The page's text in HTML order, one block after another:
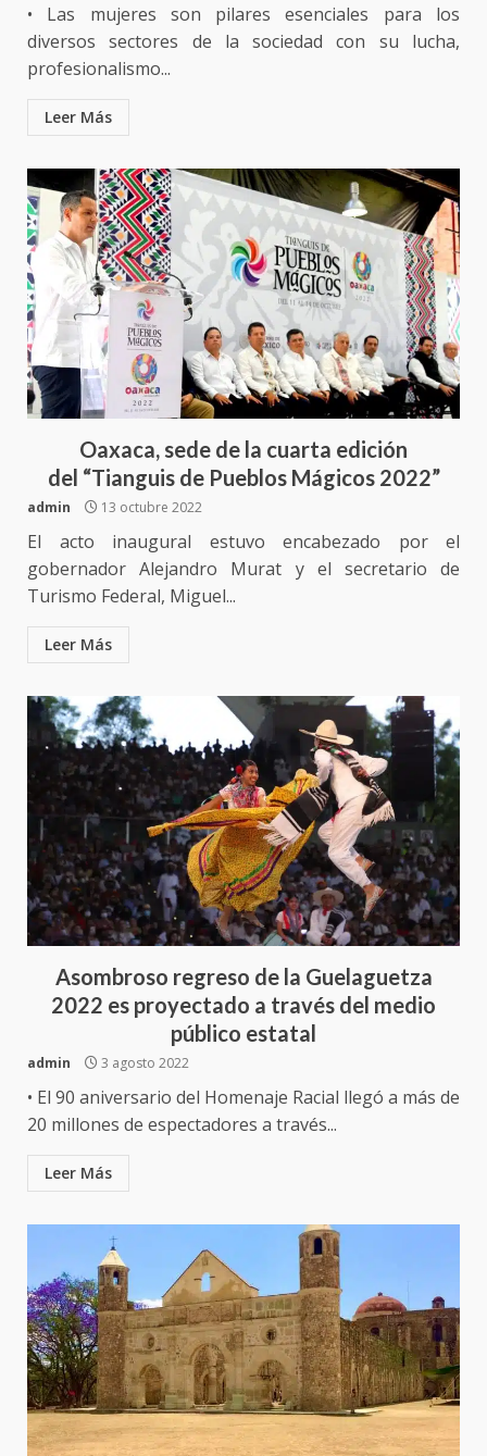
• Las mujeres son pilares esenciales para los
diversos sectores de la sociedad con su lucha,
profesionalismo...
Leer Más
Oaxaca, sede de la cuarta edición
del “Tianguis de Pueblos Mágicos 2022”
admin 13 octubre 2022
El acto inaugural estuvo encabezado por el
gobernador Alejandro Murat y el secretario de
Turismo Federal, Miguel...
Leer Más
Asombroso regreso de la Guelaguetza
2022 es proyectado a través del medio
público estatal
admin 3 agosto 2022
• El 90 aniversario del Homenaje Racial llegó a más de
20 millones de espectadores a través...
Leer Más